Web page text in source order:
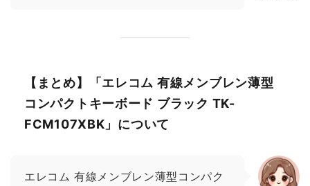
【まとめ】「エレコム 有線メンブレン薄型
コンパクトキーボード ブラック TK-
FCM107XBK」について
エレコム 有線メンブレン薄型コンパク